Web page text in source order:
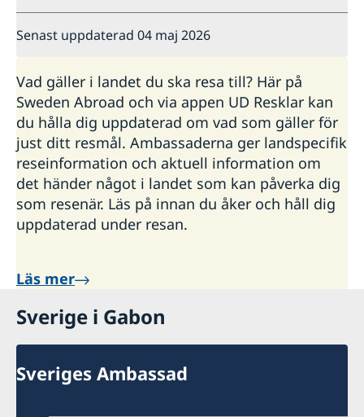
Senast uppdaterad 04 maj 2026
Vad gäller i landet du ska resa till? Här på
Sweden Abroad och via appen UD Resklar kan
du hålla dig uppdaterad om vad som gäller för
just ditt resmål. Ambassaderna ger landspecifik
reseinformation och aktuell information om
det händer något i landet som kan påverka dig
som resenär. Läs på innan du åker och håll dig
uppdaterad under resan.
Läs mer
Sverige i Gabon
Sveriges Ambassad